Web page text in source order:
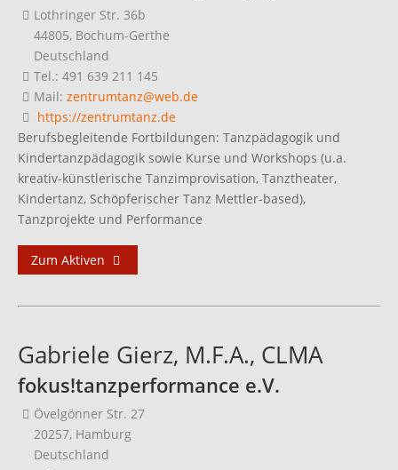
Lothringer Str. 36b
44805, Bochum-Gerthe
Deutschland
Tel.: 491 639 211 145
Mail: zentrumtanz@web.de
https://zentrumtanz.de
Berufsbegleitende Fortbildungen: Tanzpädagogik und
Kindertanzpädagogik sowie Kurse und Workshops (u.a.
kreativ-künstlerische Tanzimprovisation, Tanztheater,
Kindertanz, Schöpferischer Tanz Mettler-based),
Tanzprojekte und Performance
Zum Aktiven
Gabriele Gierz, M.F.A., CLMA
fokus!tanzperformance e.V.
Övelgönner Str. 27
20257, Hamburg
Deutschland